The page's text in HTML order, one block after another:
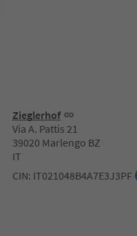
Zieglerhof
Via A. Pattis 21
39020 Marlengo BZ
IT
CIN: IT021048B4A7E3J3PF